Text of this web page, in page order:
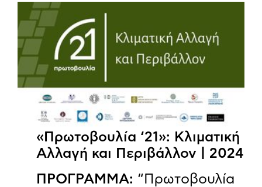
«Πρωτοβουλία ‘21»: Κλιματική
Αλλαγή και Περιβάλλον | 2024
ΠΡΟΓΡΑΜΜΑ: “Πρωτοβουλία